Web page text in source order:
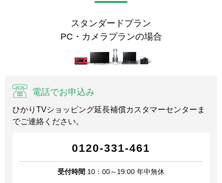
スタンダードプラン
PC・カメラプランの場合
電話でお申込み
ひかりTVショッピング延長補償カスタマーセンターま
でご連絡ください。
0120-331-461
受付時間 10：00～19:00 年中無休